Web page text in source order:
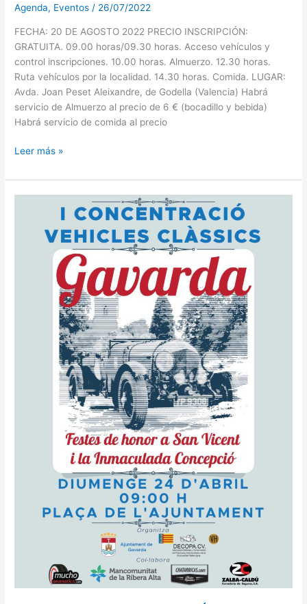
Agenda, Eventos / 26/07/2022
FECHA: 20 DE AGOSTO 2022 PRECIO INSCRIPCIÓN:
GRATUITA. 09.00 horas/09.30 horas. Acceso vehículos y
control inscripciones. 10.00 horas. Almuerzo. 12.30 horas.
Ruta vehículos por la localidad. 14.30 horas. Comida. LUGAR:
Avda. Joan Peset Aleixandre, de Godella (Valencia) Habrá
servicio de Almuerzo al precio de 6 € (bocadillo y bebida)
Habrá servicio de comida al precio
Leer más »
CONCENTRACIÓN
VEHÍCULOS
CLÁSICOS
GAVARDA
(VALENCIA)